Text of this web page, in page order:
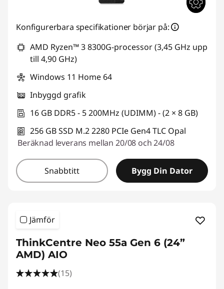
Konfigurerbara specifikationer börjar på:
AMD Ryzen™ 3 8300G-processor (3,45 GHz upp
till 4,90 GHz)
Windows 11 Home 64
Inbyggd grafik
16 GB DDR5 - 5 200MHz (UDIMM) - (2 × 8 GB)
256 GB SSD M.2 2280 PCIe Gen4 TLC Opal
Beräknad leverans mellan 20/08 och 24/08
Snabbtitt Bygg Din Dator
Jämför
ThinkCentre Neo 55a Gen 6 (24”
AMD) AIO
(15)